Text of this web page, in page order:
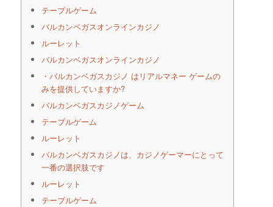
テーブルゲーム
バルカンベガスオンラインカジノ
ルーレット
バルカンベガスオンラインカジノ
・バルカンベガスカジノ はリアルマネー ゲームの
みを提供していますか?
バルカンベガスカジノゲーム
テーブルゲーム
ルーレット
バルカンベガスカジノは、カジノゲーマーにとって
一番の選択肢です
ルーレット
テーブルゲーム